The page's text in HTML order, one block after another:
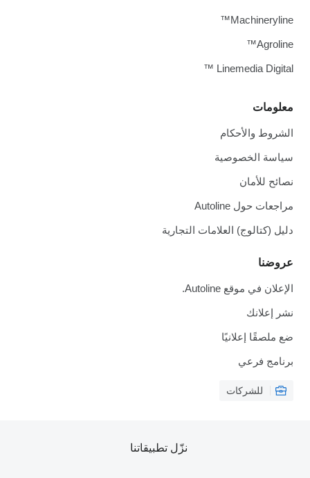
معلومات
الشروط والأحكام
سياسة الخصوصية
نصائح للأمان
مراجعات حول Autoline
دليل (كتالوج) العلامات التجارية
عروضنا
الإعلان في موقع Autoline.
نشر إعلانك
ضع ملصقًا إعلانيًا
برنامج فرعي
للشركات
Machineryline™
Agroline™
Linemedia Digital ™
نزّل تطبيقاتنا